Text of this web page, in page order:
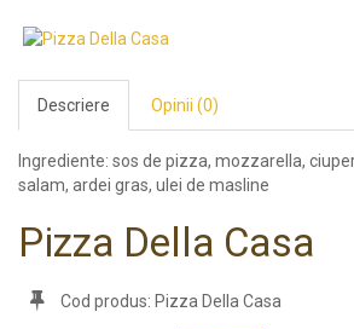
Descriere Opinii (0)
Ingrediente: sos de pizza, mozzarella,
salam, ardei gras, ulei de masline
Pizza Della Casa
Cod produs: Pizza Della Casa